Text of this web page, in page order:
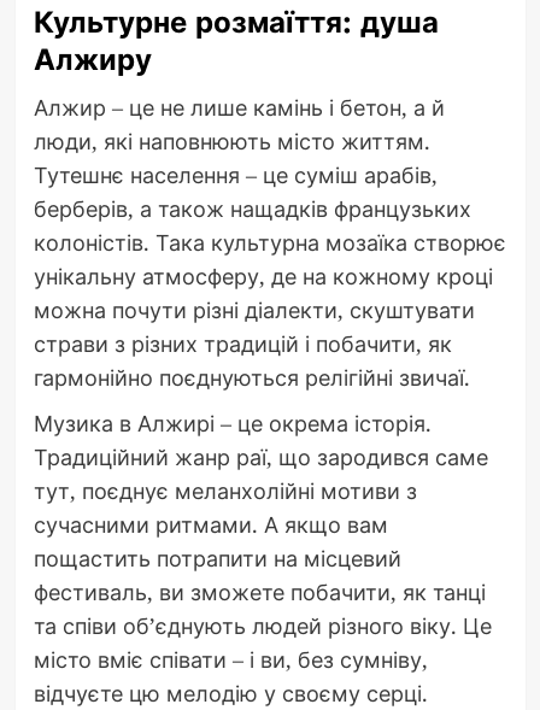
Культурне розмаїття: душа
Алжиру
Алжир – це не лише камінь і бетон, а й
люди, які наповнюють місто життям.
Тутешнє населення – це суміш арабів,
берберів, а також нащадків французьких
колоністів. Така культурна мозаїка створює
унікальну атмосферу, де на кожному кроці
можна почути різні діалекти, скуштувати
страви з різних традицій і побачити, як
гармонійно поєднуються релігійні звичаї.
Музика в Алжирі – це окрема історія.
Традиційний жанр раї, що зародився саме
тут, поєднує меланхолійні мотиви з
сучасними ритмами. А якщо вам
пощастить потрапити на місцевий
фестиваль, ви зможете побачити, як танці
та співи об’єднують людей різного віку. Це
місто вміє співати – і ви, без сумніву,
відчуєте цю мелодію у своєму серці.